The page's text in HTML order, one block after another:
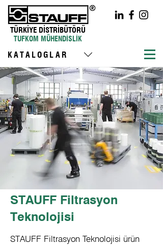
TÜRKİYE DİSTRİBÜTÖRÜ
TUFKOM MÜHENDİSLİK
KATALOGLAR
STAUFF Filtrasyon
Teknolojisi
STAUFF Filtrasyon Teknolojisi ürün